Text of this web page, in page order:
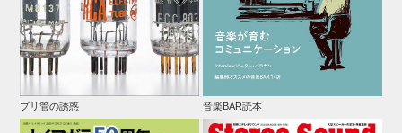
プリ管の誘惑 音楽BAR読本